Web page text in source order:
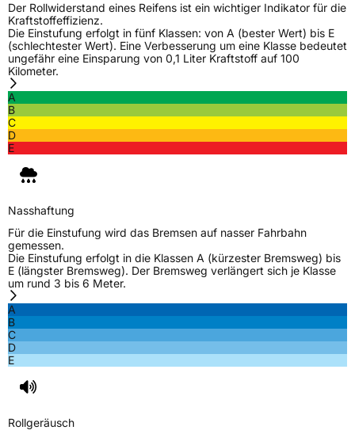
Der Rollwiderstand eines Reifens ist ein wichtiger Indikator für die
Kraftstoffeffizienz.
Die Einstufung erfolgt in fünf Klassen: von A (bester Wert) bis E
(schlechtester Wert). Eine Verbesserung um eine Klasse bedeutet
ungefähr eine Einsparung von 0,1 Liter Kraftstoff auf 100
Kilometer.
A
B
C
D
E
Nasshaftung
Für die Einstufung wird das Bremsen auf nasser Fahrbahn
gemessen.
Die Einstufung erfolgt in die Klassen A (kürzester Bremsweg) bis
E (längster Bremsweg). Der Bremsweg verlängert sich je Klasse
um rund 3 bis 6 Meter.
A
B
C
D
E
Rollgeräusch